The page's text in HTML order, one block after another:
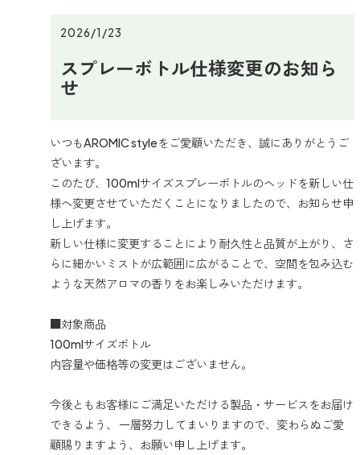
2026/1/23
スプレーボトル仕様変更のお知ら
せ
いつもAROMIC styleをご愛顧いただき、誠にありがとうご
ざいます。
このたび、100mlサイズスプレーボトルのヘッドを新しい仕
様へ変更させていただくことになりましたので、お知らせ申
し上げます。
新しい仕様に変更することにより耐久性と品質が上がり、さ
らに細かいミストが広範囲に広がることで、空間を包み込む
ような天然アロマの香りをお楽しみいただけます。
■対象商品
100mlサイズボトル
内容量や価格等の変更はございません。
今後ともお客様にご満足いただける製品・サービスをお届け
できるよう、 一層努力してまいりますので、変わらぬご愛
顧賜りますよう、お願い申し上げます。